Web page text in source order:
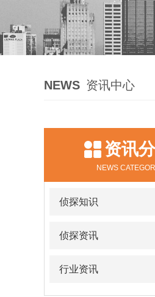
NEWS 资讯中心
资讯
NEWS
侦探知识
侦探资讯
行业资讯